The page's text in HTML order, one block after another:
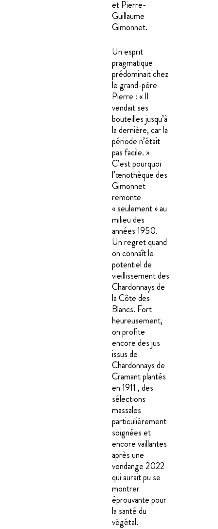
et Pierre-
Guillaume
Gimonnet.
Un esprit
pragmatique
prédominait chez
le grand-père
Pierre : « Il
vendait ses
bouteilles jusqu’à
la dernière, car la
période n’était
pas facile. »
C’est pourquoi
l’œnothèque des
Gimonnet
remonte
« seulement » au
milieu des
années 1950.
Un regret quand
on connaît le
potentiel de
vieillissement des
Chardonnays de
la Côte des
Blancs. Fort
heureusement,
on profite
encore des jus
issus de
Chardonnays de
Cramant plantés
en 1911 , des
sélections
massales
particulièrement
soignées et
encore vaillantes
après une
vendange 2022
qui aurait pu se
montrer
éprouvante pour
la santé du
végétal.